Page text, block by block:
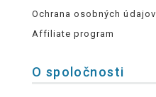
Ochrana osobných údajov
Affiliate program
O spoločnosti